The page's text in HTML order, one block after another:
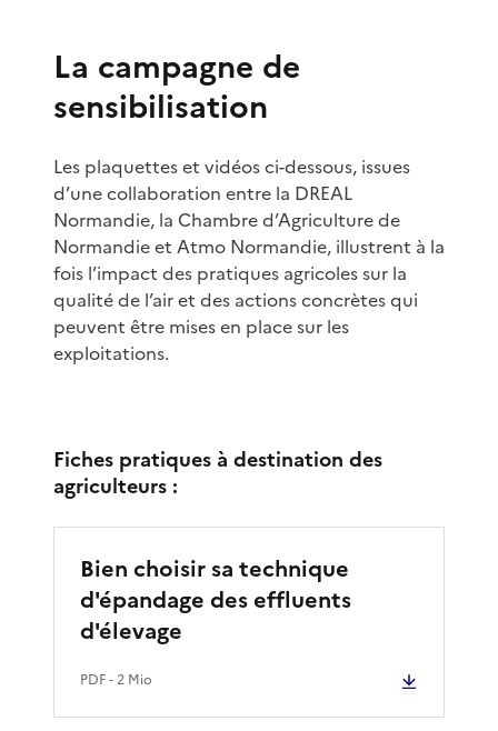
La campagne de
sensibilisation
Les plaquettes et vidéos ci-dessous, issues
d’une collaboration entre la DREAL
Normandie, la Chambre d’Agriculture de
Normandie et Atmo Normandie, illustrent à la
fois l’impact des pratiques agricoles sur la
qualité de l’air et des actions concrètes qui
peuvent être mises en place sur les
exploitations.
Fiches pratiques à destination des
agriculteurs :
Bien choisir sa technique
d'épandage des effluents
d'élevage
PDF- 2 Mio